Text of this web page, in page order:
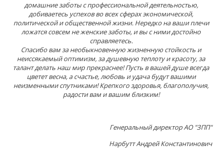
домашние заботы с профессиональной деятельностью,
добиваетесь успехов во всех сферах экономической,
политической и общественной жизни. Нередко на ваши плечи
ложатся совсем не женские заботы, и вы с ними достойно
справляетесь.
Спасибо вам за необыкновенную жизненную стойкость и
неиссякаемый оптимизм, за душевную теплоту и красоту, за
талант делать наш мир прекраснее! Пусть в вашей душе всегда
цветет весна, а счастье, любовь и удача будут вашими
неизменными спутниками! Крепкого здоровья, благополучия,
радости вам и вашим близким!
Генеральный директор АО "ЗПП"
Нарбутт Андрей Константинович